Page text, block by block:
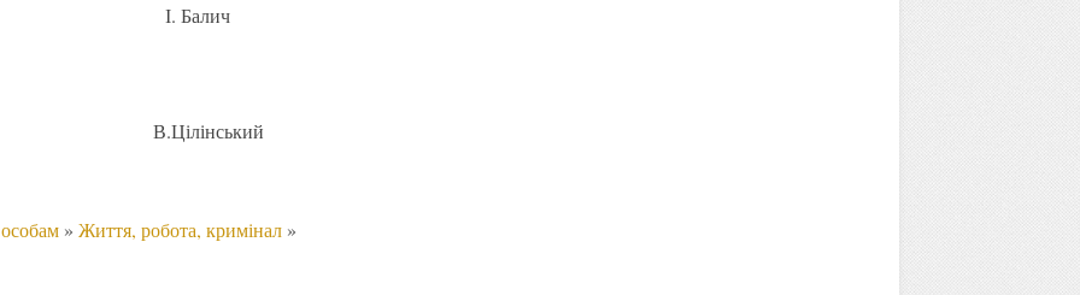
ради І. Балич
ради В.Цілінський
» Життя, робота, кримінал»